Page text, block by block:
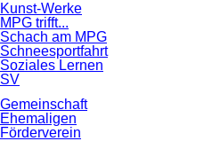
Kunst-Werke
MPG trifft...
Schach am MPG
Schneesportfahrt
Soziales Lernen
SV
Gemeinschaft
Ehemaligen
Förderverein